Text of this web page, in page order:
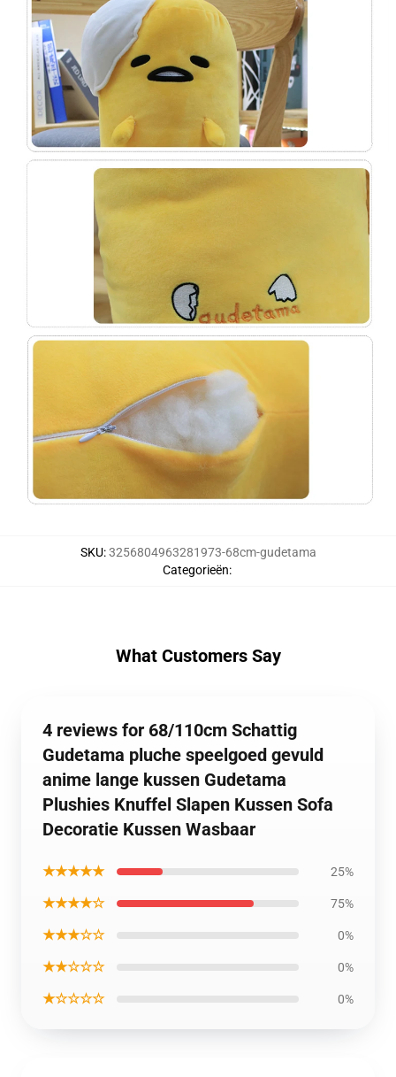
SKU:3256804963281973-68cm-gudetama
Categorieën:
What Customers Say
4 reviews for 68/110cm Schattig
Gudetama pluche speelgoed gevuld
anime lange kussen Gudetama
Plushies Knuffel Slapen Kussen Sofa
Decoratie Kussen Wasbaar
★★★★★ 25%
★★★★☆ 75%
★★★☆☆ 0%
★★☆☆☆ 0%
★☆☆☆☆ 0%